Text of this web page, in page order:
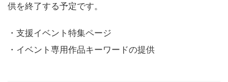
供を終了する予定です。
・支援イベント特集ページ
・イベント専用作品キーワードの提供